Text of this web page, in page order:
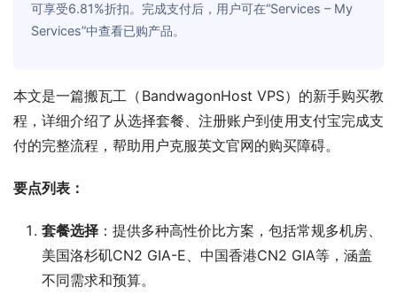
可享受6.81%折扣。完成支付后，用户可在“Services – My
Services”中查看已购产品。
本文是一篇搬瓦工（BandwagonHost VPS）的新手购买教
程，详细介绍了从选择套餐、注册账户到使用支付宝完成支
付的完整流程，帮助用户克服英文官网的购买障碍。
要点列表：
套餐选择 ：提供多种高性价比方案，包括常规多机房、
美国洛杉矶CN2 GIA-E、中国香港CN2 GIA等，涵盖
不同需求和预算。